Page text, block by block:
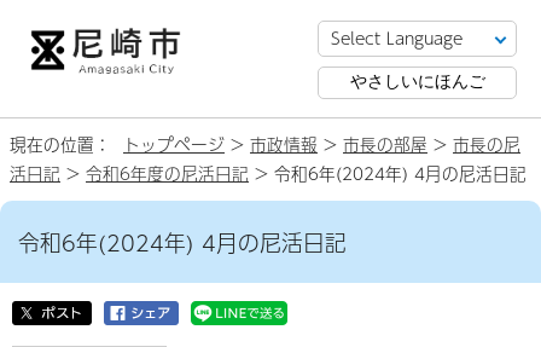
やさしいにほんご
現在の位置： トップページ > 市政情報 > 市長の部屋 > 市長の尼
活日記 > 令和6年度の尼活日記 > 令和6年(2024年) 4月の尼活日記
令和6年(2024年) 4月の尼活日記